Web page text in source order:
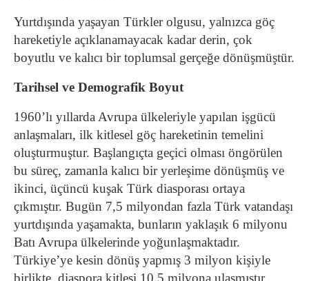
Yurtdışında yaşayan Türkler olgusu, yalnızca göç
hareketiyle açıklanamayacak kadar derin, çok
boyutlu ve kalıcı bir toplumsal gerçeğe dönüşmüştür.
Tarihsel ve Demografik Boyut
1960’lı yıllarda Avrupa ülkeleriyle yapılan işgücü
anlaşmaları, ilk kitlesel göç hareketinin temelini
oluşturmuştur. Başlangıçta geçici olması öngörülen
bu süreç, zamanla kalıcı bir yerleşime dönüşmüş ve
ikinci, üçüncü kuşak Türk diasporası ortaya
çıkmıştır. Bugün 7,5 milyondan fazla Türk vatandaşı
yurtdışında yaşamakta, bunların yaklaşık 6 milyonu
Batı Avrupa ülkelerinde yoğunlaşmaktadır.
Türkiye’ye kesin dönüş yapmış 3 milyon kişiyle
birlikte, diaspora kitlesi 10,5 milyona ulaşmıştır.